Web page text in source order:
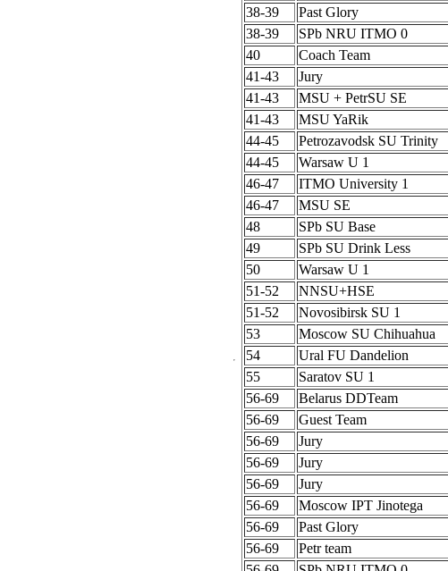
38-39
Past Glory
38-39
SPb NRU ITMO 0
40
Coach Team
41-43
Jury
41-43
MSU + PetrSU SE
41-43
MSU YaRik
44-45
Petrozavodsk SU Trinity
44-45
Warsaw U 1
46-47
ITMO University 1
46-47
MSU SE
48
SPb SU Base
49
SPb SU Drink Less
50
Warsaw U 1
51-52
NNSU+HSE
51-52
Novosibirsk SU 1
53
Moscow SU Chihuahua
54
Ural FU Dandelion
55
Saratov SU 1
56-69
Belarus DDTeam
56-69
Guest Team
56-69
Jury
56-69
Jury
56-69
Jury
56-69
Moscow IPT Jinotega
56-69
Past Glory
56-69
Petr team